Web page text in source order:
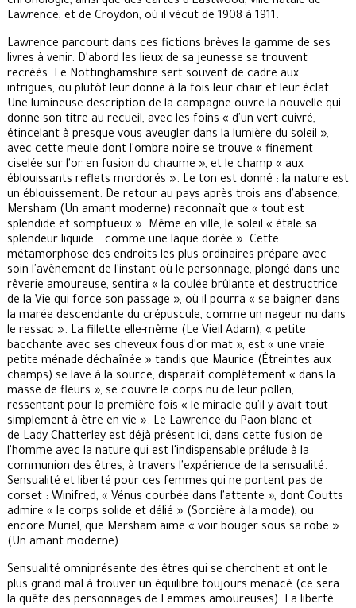
Lawrence, et de Croydon, où il vécut de 1908 à 1911.
Lawrence parcourt dans ces fictions brèves la gamme de ses
livres à venir. D'abord les lieux de sa jeunesse se trouvent
recréés. Le Nottinghamshire sert souvent de cadre aux
intrigues, ou plutôt leur donne à la fois leur chair et leur éclat.
Une lumineuse description de la campagne ouvre la nouvelle qui
donne son titre au recueil, avec les foins « d'un vert cuivré,
étincelant à presque vous aveugler dans la lumière du soleil »,
avec cette meule dont l'ombre noire se trouve « finement
ciselée sur l'or en fusion du chaume », et le champ « aux
éblouissants reflets mordorés ». Le ton est donné : la nature est
un éblouissement. De retour au pays après trois ans d'absence,
Mersham (Un amant moderne) reconnaît que « tout est
splendide et somptueux ». Même en ville, le soleil « étale sa
splendeur liquide… comme une laque dorée ». Cette
métamorphose des endroits les plus ordinaires prépare avec
soin l'avènement de l'instant où le personnage, plongé dans une
rêverie amoureuse, sentira « la coulée brûlante et destructrice
de la Vie qui force son passage », où il pourra « se baigner dans
la marée descendante du crépuscule, comme un nageur nu dans
le ressac ». La fillette elle-même (Le Vieil Adam), « petite
bacchante avec ses cheveux fous d'or mat », est « une vraie
petite ménade déchaînée » tandis que Maurice (Étreintes aux
champs) se lave à la source, disparaît complètement « dans la
masse de fleurs », se couvre le corps nu de leur pollen,
ressentant pour la première fois « le miracle qu'il y avait tout
simplement à être en vie ». Le Lawrence du Paon blanc et
de Lady Chatterley est déjà présent ici, dans cette fusion de
l'homme avec la nature qui est l'indispensable prélude à la
communion des êtres, à travers l'expérience de la sensualité.
Sensualité et liberté pour ces femmes qui ne portent pas de
corset : Winifred, « Vénus courbée dans l'attente », dont Coutts
admire « le corps solide et délié » (Sorcière à la mode), ou
encore Muriel, que Mersham aime « voir bouger sous sa robe »
(Un amant moderne).
Sensualité omniprésente des êtres qui se cherchent et ont le
plus grand mal à trouver un équilibre toujours menacé (ce sera
la quête des personnages de Femmes amoureuses). La liberté